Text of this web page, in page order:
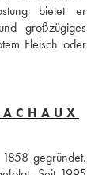
bietet er
großzügiges
Fleisch oder
gegründet.